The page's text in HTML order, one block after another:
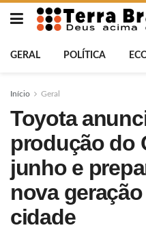
GERAL POLÍTICA
Início Geral
Toyota
produção do
junho e
nova
cidade